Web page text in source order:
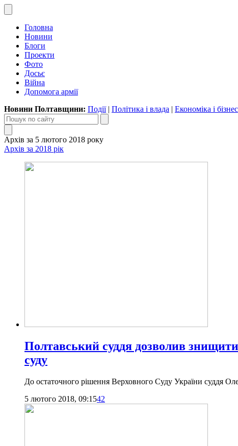
Головна
Новини
Блоги
Проекти
Фото
Досьє
Війна
Допомога армії
Новини Полтавщини: Події| Політика і влада | Економіка і бізнес
Архів за 5 лютого 2018 року
Архів за 2018 рік
Полтавський суддя дозволив
суду
До остаточного рішення Верховного Суду України суддя
5 лютого 2018, 09:1542